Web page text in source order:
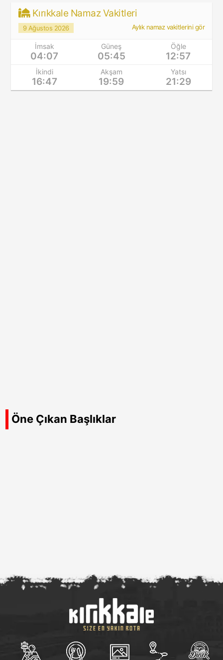
Kırıkkale Namaz Vakitleri
9 Ağustos 2026 Aylık namaz vakitlerini gör
İmsak
04:07
Güneş
05:45
Öğle
12:57
İkindi
16:47
Akşam
19:59
Yatsı
21:29
Öne Çıkan Başlıklar